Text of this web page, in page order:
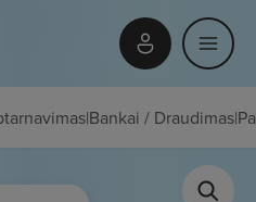
|Bankai / Draudimas|